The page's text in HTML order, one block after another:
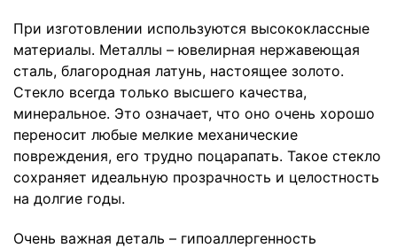
При изготовлении используются высококлассные
материалы. Металлы – ювелирная нержавеющая
сталь, благородная латунь, настоящее золото.
Стекло всегда только высшего качества,
минеральное. Это означает, что оно очень хорошо
переносит любые мелкие механические
повреждения, его трудно поцарапать. Такое стекло
сохраняет идеальную прозрачность и целостность
на долгие годы.
Очень важная деталь – гипоаллергенность